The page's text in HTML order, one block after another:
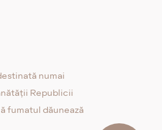
numai
Republicii
fumatul dăunează